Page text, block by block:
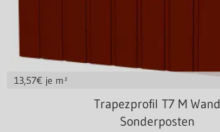
Stahl 0,40 mm
13,57€ je m²
Trapezprofil T7 M Wand
Sonderposten